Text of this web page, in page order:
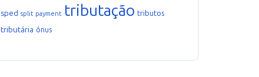
sped split payment tributação tributos
tributária ônus